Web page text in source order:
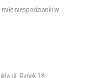
niespodzianki w
ul. Rynek 18